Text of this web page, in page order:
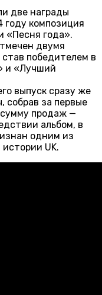
две награды
году композиция
«Песня года».
двумя
победителем в
и «Лучший
выпуск сразу же
собрав за первые
продаж —
альбом, в
одним из
UK.